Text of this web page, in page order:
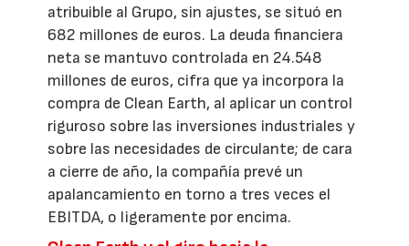
atribuible al Grupo, sin ajustes, se situó en
682 millones de euros. La deuda financiera
neta se mantuvo controlada en 24.548
millones de euros, cifra que ya incorpora la
compra de Clean Earth, al aplicar un control
riguroso sobre las inversiones industriales y
sobre las necesidades de circulante; de cara
a cierre de año, la compañía prevé un
apalancamiento en torno a tres veces el
EBITDA, o ligeramente por encima.